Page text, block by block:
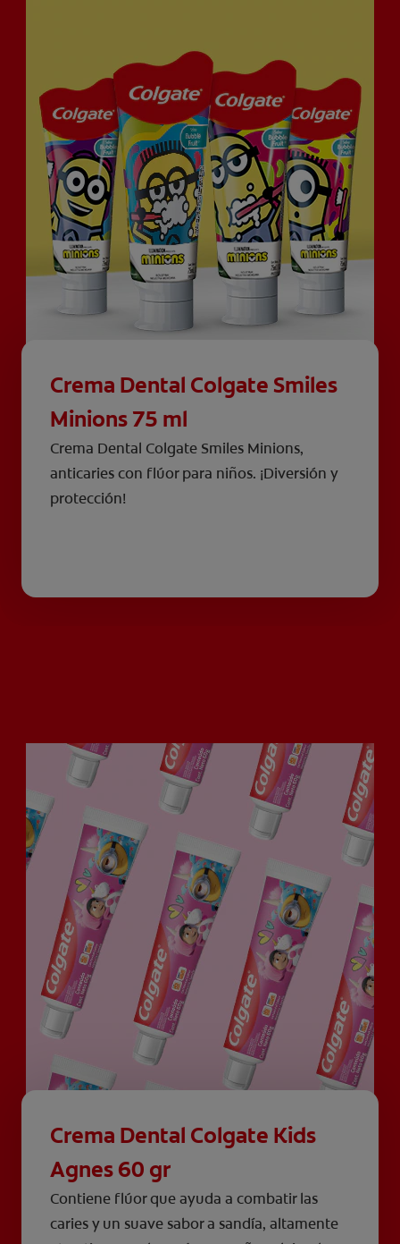
Crema Dental Colgate Smiles
Minions 75 ml
Crema Dental Colgate Smiles Minions,
anticaries con flúor para niños. ¡Diversión y
protección!
Crema Dental Colgate Kids
Agnes 60 gr
Contiene flúor que ayuda a combatir las
caries y un suave sabor a sandía, altamente